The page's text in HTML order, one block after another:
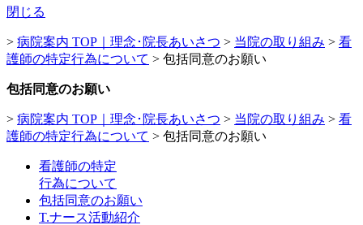
閉じる
> 病院案内 TOP｜理念･院長あいさつ > 当院の取り組み > 看
護師の特定行為について > 包括同意のお願い
包括同意のお願い
> 病院案内 TOP｜理念･院長あいさつ > 当院の取り組み > 看
護師の特定行為について > 包括同意のお願い
看護師の特定
行為について
包括同意のお願い
T.ナース活動紹介